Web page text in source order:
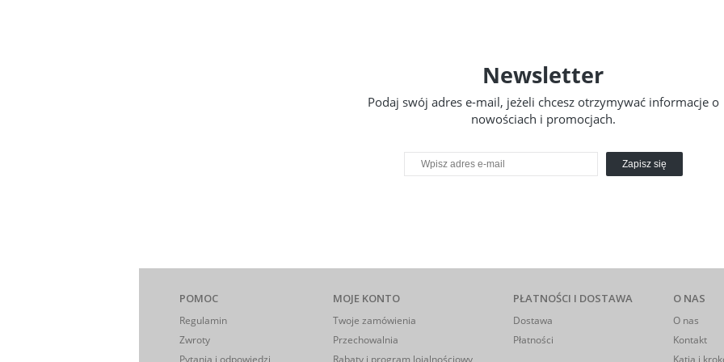
Newsletter
Podaj swój adres e-mail, jeżeli chcesz otrzymywać informacje o
nowościach i promocjach.
Zapisz się
POMOC
Regulamin
Zwroty
Pytania i odpowiedzi
MOJE KONTO
Twoje zamówienia
Przechowalnia
Rabaty i program lojalnościowy
PŁATNOŚCI I DOSTAWA
Dostawa
Płatności
O NAS
O nas
Kontakt
Katia i